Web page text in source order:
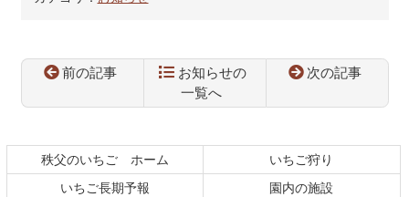
前の記事
お知らせの
一覧へ
次の記事
ン
の
秩父のいちご ホーム
いちご狩り
いちご長期予報
園内の施設